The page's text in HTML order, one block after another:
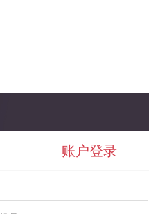
账户登录